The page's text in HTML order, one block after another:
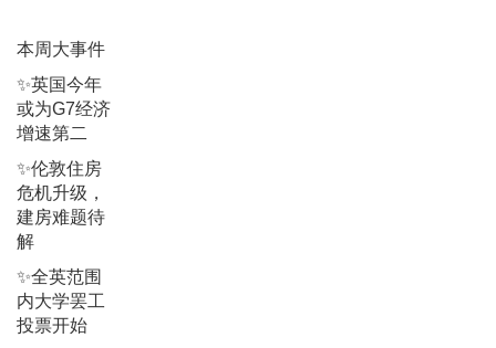
本周大事件
✨英国今年
或为G7经济
增速第二
✨伦敦住房
危机升级，
建房难题待
解
✨全英范围
内大学罢工
投票开始